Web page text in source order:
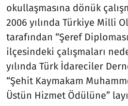
okullaşmasına dönük
2006 yılında Türkiye Milli
tarafından “Şeref
ilçesindeki çalışmaları
yılında Türk İdareciler
“Şehit Kaymakam
Üstün Hizmet Ödülüne”